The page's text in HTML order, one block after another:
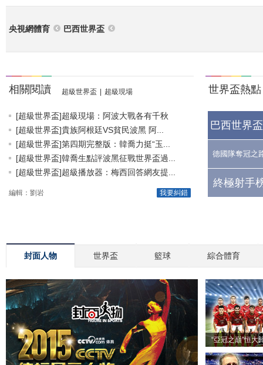
央視網體育 巴西世界盃
相關閱讀 超級世界盃 超級現場
[超級世界盃]超級現場：阿波大戰各有千秋
[超級世界盃]貴族阿根廷VS貧民波黑 阿...
[超級世界盃]第四期完整版：韓喬力挺“玉...
[超級世界盃]韓喬生點評波黑征戰世界盃過...
[超級世界盃]超級播放器：梅西回答網友提...
我要糾錯
編輯：劉岩
世界盃熱點
巴西世界
德國隊奪冠之
終極射手
封面人物 世界盃 籃球 綜合體育
“亞冠之巔”恒大